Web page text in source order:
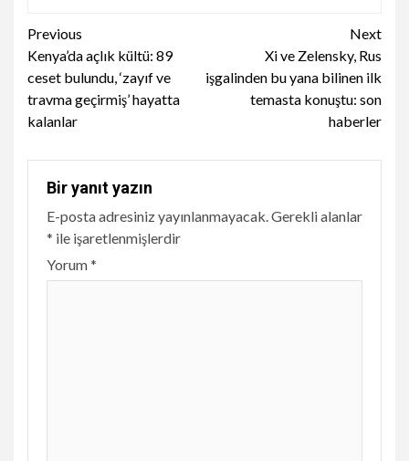
Continue
Reading
Previous
Kenya’da açlık kültü: 89
ceset bulundu, ‘zayıf ve
travma geçirmiş’ hayatta
kalanlar
Next
Xi ve Zelensky, Rus
işgalinden bu yana bilinen ilk
temasta konuştu: son
haberler
Bir yanıt yazın
E-posta adresiniz yayınlanmayacak. Gerekli alanlar
* ile işaretlenmişlerdir
Yorum*